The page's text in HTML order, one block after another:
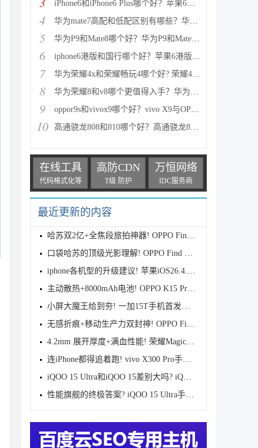
iPhone6和iPhone6 Plus哪个好？苹果6和iPhone6 Plus区
4 华为mate7高配和低配区别有哪些？华为mate7低配(标准
5 华为P9和Mate8哪个好？华为P9和Mate8详细对比评测
6 iphone6港版和国行哪个好？苹果6港版和国行区别对比评
7 华为荣耀4x和荣耀畅玩4哪个好? 荣耀4x和荣耀畅玩4区别
8 华为荣耀8和v8哪个更值得入手？华为荣耀v8和荣耀8全面
9 oppor9s和vivox9哪个好？vivo X9与OPPO R9s区别对比深
10 高通骁龙808和810哪个好？高通骁龙808和810区别对比评
在线工具
代码格式化等
高防CDN
T级 防护
万恒网络
IDC服务商
最近更新的内容
哈苏双2亿+全焦段旅拍神器! OPPO Find X9s Pro首发全
口袋哈苏的顶级光影理解! OPPO Find X9 Ultra首发评测
iphone各机型的升级建议! 苹果iOS26.4.1正式版续航测
主动散热+8000mAh电池! OPPO K15 Pro首发评测
小屏大魔王给到夯! 一加15T手机首发测评
无感折痕+移动生产力双封神! OPPO Find N6首发测评
4.2mm 展开厚度+满血性能! 荣耀Magic V6首发测评
连iPhone都得追着跑! vivo X300 Pro手机首发评测
iQOO 15 Ultra和iQOO 15差别大吗? iQOO 15/Ultra区别
性能旗舰的终极答案? iQOO 15 Ultra手机全面评测